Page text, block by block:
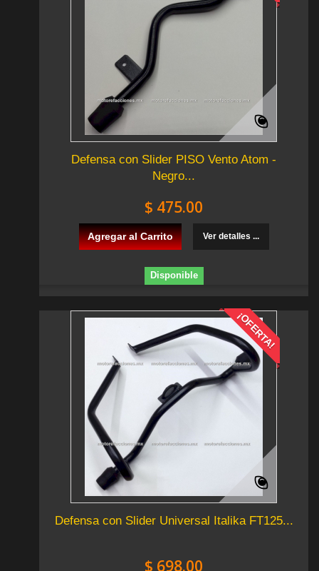
Defensa con Slider PISO Vento Atom -
Negro...
$ 475.00
Agregar al Carrito Ver detalles ...
Disponible
¡OFERTA!
Defensa con Slider Universal Italika FT125...
$ 698.00